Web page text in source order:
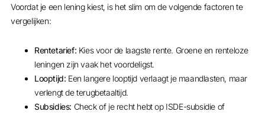
Voordat je een lening kiest, is het slim om de volgende factoren te
vergelijken:
Rentetarief: Kies voor de laagste rente. Groene en renteloze
leningen zijn vaak het voordeligst.
Looptijd: Een langere looptijd verlaagt je maandlasten, maar
verlengt de terugbetaaltijd.
Subsidies: Check of je recht hebt op ISDE-subsidie of